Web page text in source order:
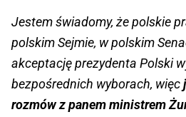
Jestem świadomy, że polskie
polskim Sejmie, w polskim
akceptację prezydenta Polski
bezpośrednich wyborach, więc
rozmów z panem ministrem